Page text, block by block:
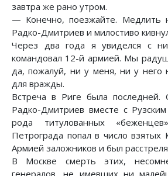
завтра же рано утром.
— Конечно, поезжайте. Медлить
Радко-Дмитриев и милостиво
Через два года я увиделся с
командовал 12-й армией. Мы
да, пожалуй, ни у меня, ни у него
для вражды.
Встреча в Риге была
Радко-Дмитриев вместе с Рузским
рода титулованных
Петрограда попал в число взятых
Армией заложников и был
В Москве смерть этих,